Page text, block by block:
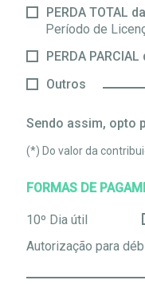
PERDA TOTAL
Período de
PERDA
Outros
Sendo assim, opto
(*) Do valor da
FORMAS DE
10º Dia útil
Autorização para